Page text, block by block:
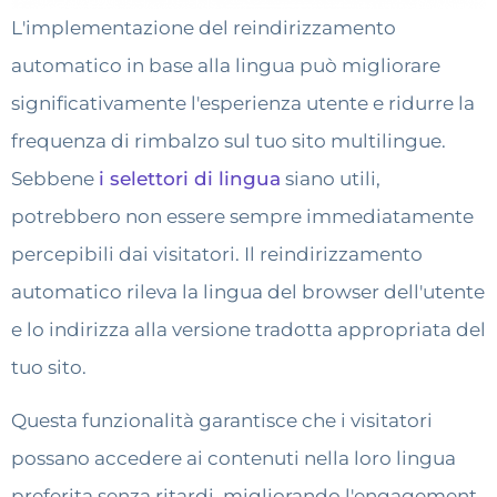
L'implementazione del reindirizzamento
automatico in base alla lingua può migliorare
significativamente l'esperienza utente e ridurre la
frequenza di rimbalzo sul tuo sito multilingue.
Sebbene i selettori di lingua siano utili,
potrebbero non essere sempre immediatamente
percepibili dai visitatori. Il reindirizzamento
automatico rileva la lingua del browser dell'utente
e lo indirizza alla versione tradotta appropriata del
tuo sito.
Questa funzionalità garantisce che i visitatori
possano accedere ai contenuti nella loro lingua